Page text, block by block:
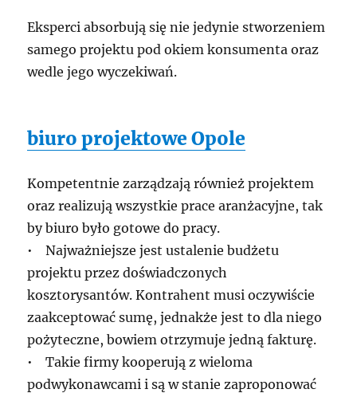
Eksperci absorbują się nie jedynie stworzeniem
samego projektu pod okiem konsumenta oraz
wedle jego wyczekiwań.
biuro projektowe Opole
Kompetentnie zarządzają również projektem
oraz realizują wszystkie prace aranżacyjne, tak
by biuro było gotowe do pracy.
• Najważniejsze jest ustalenie budżetu
projektu przez doświadczonych
kosztorysantów. Kontrahent musi oczywiście
zaakceptować sumę, jednakże jest to dla niego
pożyteczne, bowiem otrzymuje jedną fakturę.
• Takie firmy kooperują z wieloma
podwykonawcami i są w stanie zaproponować